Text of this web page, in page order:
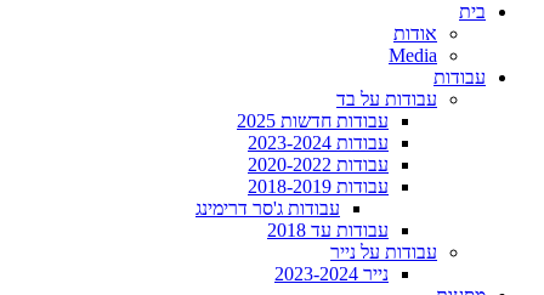
בית
אודות
Media
עבודות
עבודות על בד
עבודות חדשות 2025
עבודות 2023-2024
עבודות 2020-2022
עבודות 2018-2019
עבודות ג'סר דרימינג
עבודות עד 2018
עבודות על נייר
נייר 2023-2024